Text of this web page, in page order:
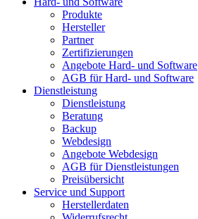
Produkte
Hersteller
Partner
Zertifizierungen
Angebote Hard- und Software
AGB für Hard- und Software
Dienstleistung
Dienstleistung
Beratung
Backup
Webdesign
Angebote Webdesign
AGB für Dienstleistungen
Preisübersicht
Service und Support
Herstellerdaten